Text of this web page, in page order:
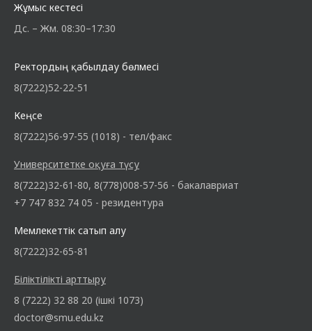
Жұмыс кестесі
Дс. – Жм. 08:30–17:30
Ректордың қабылдау бөлмесі
8(7222)52-22-51
Кеңсе
8(7222)56-97-55 (1018) - тел/факс
Университетке оқуға түсу
8(7222)32-61-80, 8(778)008-57-56 - бакалавриат
+7 747 832 74 05 - резидентура
Мемлекеттік сатып алу
8(7222)32-65-81
Біліктілікті арттыру
8 (7222) 32 88 20 (ішкі 1073)
doctor@smu.edu.kz